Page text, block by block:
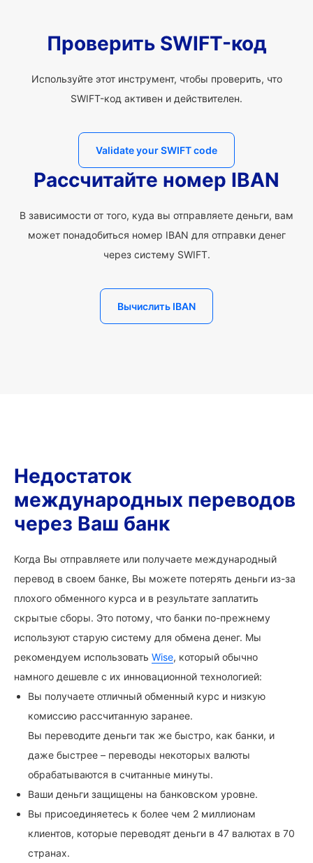
Проверить SWIFT-код
Используйте этот инструмент, чтобы проверить, что
SWIFT-код активен и действителен.
Validate your SWIFT code
Рассчитайте номер IBAN
В зависимости от того, куда вы отправляете деньги, вам
может понадобиться номер IBAN для отправки денег
через систему SWIFT.
Вычислить IBAN
Недостаток
международных переводов
через Ваш банк
Когда Вы отправляете или получаете международный
перевод в своем банке, Вы можете потерять деньги из-за
плохого обменного курса и в результате заплатить
скрытые сборы. Это потому, что банки по-прежнему
используют старую систему для обмена денег. Мы
рекомендуем использовать Wise, который обычно
намного дешевле с их инновационной технологией:
Вы получаете отличный обменный курс и низкую
комиссию рассчитанную заранее.
Вы переводите деньги так же быстро, как банки, и
даже быстрее – переводы некоторых валюты
обрабатываются в считанные минуты.
Ваши деньги защищены на банковском уровне.
Вы присоединяетесь к более чем 2 миллионам
клиентов, которые переводят деньги в 47 валютах в 70
странах.